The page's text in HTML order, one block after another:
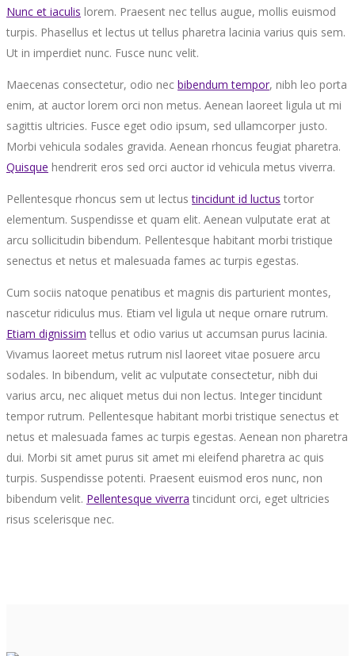
Nunc et iaculis lorem. Praesent nec tellus augue, mollis euismod
turpis. Phasellus et lectus ut tellus pharetra lacinia varius quis sem.
Ut in imperdiet nunc. Fusce nunc velit.
Maecenas consectetur, odio nec bibendum tempor, nibh leo porta
enim, at auctor lorem orci non metus. Aenean laoreet ligula ut mi
sagittis ultricies. Fusce eget odio ipsum, sed ullamcorper justo.
Morbi vehicula sodales gravida. Aenean rhoncus feugiat pharetra.
Quisque hendrerit eros sed orci auctor id vehicula metus viverra.
Pellentesque rhoncus sem ut lectustincidunt id luctus tortor
elementum. Suspendisse et quam elit. Aenean vulputate erat at
arcu sollicitudin bibendum. Pellentesque habitant morbi tristique
senectus et netus et malesuada fames ac turpis egestas.
Cum sociis natoque penatibus et magnis dis parturient montes,
nascetur ridiculus mus. Etiam vel ligula ut neque ornare rutrum.
Etiam dignissim tellus et odio varius ut accumsan purus lacinia.
Vivamus laoreet metus rutrum nisl laoreet vitae posuere arcu
sodales. In bibendum, velit ac vulputate consectetur, nibh dui
varius arcu, nec aliquet metus dui non lectus. Integer tincidunt
tempor rutrum. Pellentesque habitant morbi tristique senectus et
netus et malesuada fames ac turpis egestas. Aenean non pharetra
dui. Morbi sit amet purus sit amet mi eleifend pharetra ac quis
turpis. Suspendisse potenti. Praesent euismod eros nunc, non
bibendum velit. Pellentesque viverra tincidunt orci, eget ultricies
risus scelerisque nec.